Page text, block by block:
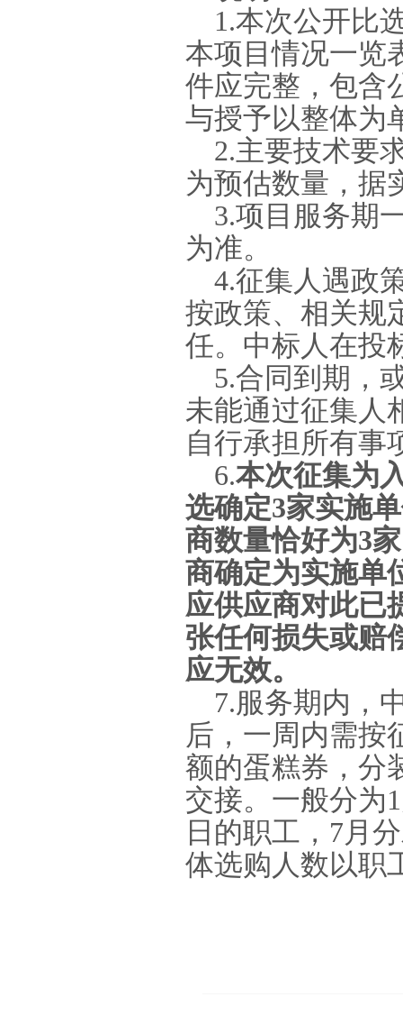
1.本次公开比
本项目情况一览
件应完整，包含
与授予以整体为
2.主要技术要
为预估数量，据
3.项目服务期
为准。
4.征集人遇政
按政策、相关规
任。中标人在投
5.合同到期，
未能通过征集人
自行承担所有事
6.本次征集为
选确定3家实施
商数量恰好为3
商确定为实施单
应供应商对此已
张任何损失或赔
应无效。
7.服务期内，
后，一周内需按
额的蛋糕券，分
交接。一般分为1
日的职工， 7月
体选购人数以职